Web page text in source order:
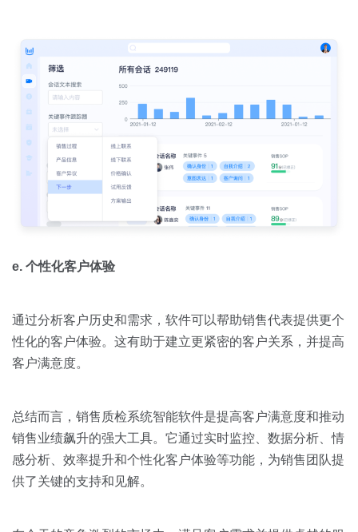
e. 个性化客户体验
通过分析客户历史和需求，软件可以帮助销售代表提供更个
性化的客户体验。这有助于建立更紧密的客户关系，并提高
客户满意度。
总结而言，销售质检系统智能软件是提高客户满意度和推动
销售业绩飙升的强大工具。它通过实时监控、数据分析、情
感分析、效率提升和个性化客户体验等功能，为销售团队提
供了关键的支持和见解。